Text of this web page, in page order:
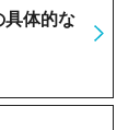
具体的な